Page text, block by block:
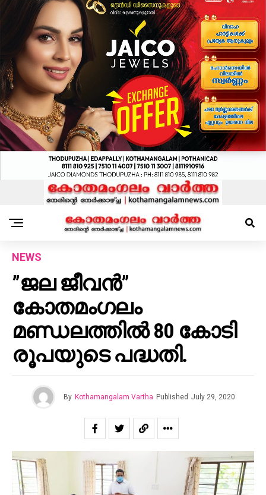
NEWS
”ജല ജീവൻ”
കോതമംഗലം
മണ്ഡലത്തിൽ 80 കോടി
രൂപയുടെ പദ്ധതി.
By Kothamangalam Vartha Published July 29, 2020